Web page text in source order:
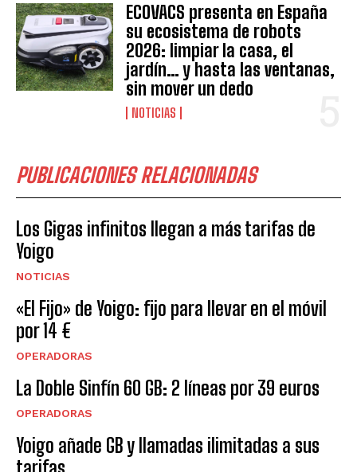
ECOVACS presenta en España
su ecosistema de robots
2026: limpiar la casa, el
jardín… y hasta las ventanas,
sin mover un dedo
NOTICIAS
PUBLICACIONES RELACIONADAS
Los Gigas infinitos llegan a más tarifas de
Yoigo
NOTICIAS
«El Fijo» de Yoigo: fijo para llevar en el móvil
por 14 €
OPERADORAS
La Doble Sinfín 60 GB: 2 líneas por 39 euros
OPERADORAS
Yoigo añade GB y llamadas ilimitadas a sus